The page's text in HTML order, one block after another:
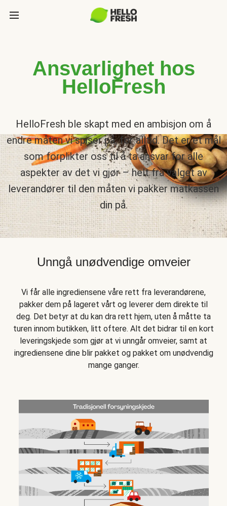
Ansvarlighet hos
HelloFresh
HelloFresh ble skapt med en ambisjon om å
endre måten vi spiser på, for alltid. Det er et mål
som forplikter oss til å ta ansvar for alle
aspekter av det vi gjør – helt fra valget av
leverandører til den måten vi pakker matkassen
din på.
Unngå unødvendige omveier
Vi får alle ingrediensene våre rett fra leverandørene,
pakker dem på lageret vårt og leverer dem direkte til
deg. Det betyr at du kan dra rett hjem, uten å måtte ta
turen innom butikken, litt oftere. Alt det bidrar til en kort
leveringskjede som gjør at vi unngår omveier, samt at
ingrediensene dine blir pakket og pakket om unødvendig
mange ganger.